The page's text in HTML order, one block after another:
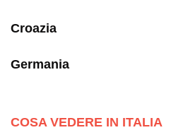
Croazia
Germania
COSA VEDERE IN ITALIA